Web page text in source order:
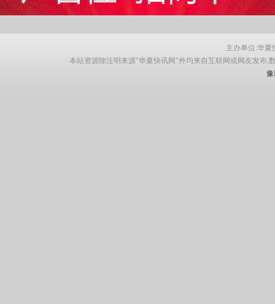
主办单位:华夏
本站资源除注明来源"华夏快讯网"外均来自互联网或网友发布,
豫